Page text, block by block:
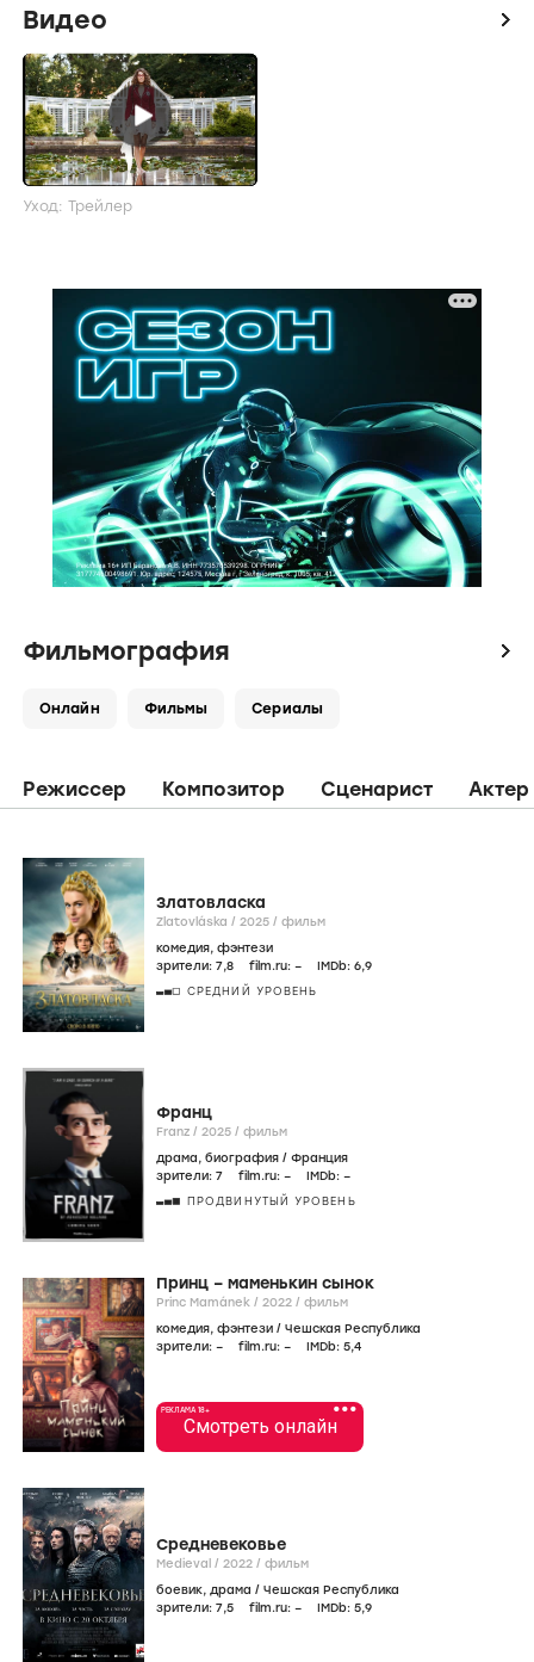
Видео icon
Уход: Трейлер
Фильмография icon
Онлайн Фильмы Сериалы
Режиссер Композитор Сценарист Актер
Златовласка
Zlatovláska / 2025 / фильм
комедия, фэнтези
зрители: 7,8 film.ru: – IMDb: 6,9
СРЕДНИЙ УРОВЕНЬ
Франц
Franz / 2025 / фильм
драма, биография / Франция
зрители: 7 film.ru: – IMDb: –
ПРОДВИНУТЫЙ УРОВЕНЬ
Принц – маменькин сынок
Princ Mamánek / 2022 / фильм
комедия, фэнтези / Чешская Республика
зрители: – film.ru: – IMDb: 5,4
•••
РЕКЛАМА 18+
Смотреть онлайн
Средневековье
Medieval / 2022 / фильм
боевик, драма / Чешская Республика
зрители: 7,5 film.ru: – IMDb: 5,9